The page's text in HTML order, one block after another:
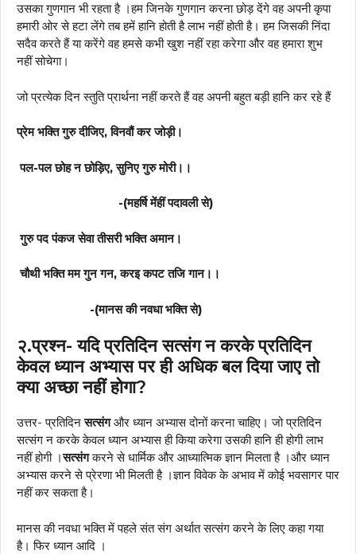
उसका गुणगान भी रहता है ।हम जिनके गुणगान करना छोड़ देंगे वह अपनी कृपा
हमारी ओर से हटा लेंगे तब हमें हानि होती है लाभ नहीं होती है। हम जिसकी निंदा
सदैव करते हैं या करेंगे वह हमसे कभी खुश नहीं रहा करेगा और वह हमारा शुभ
नहीं सोचेगा।
जो प्रत्येक दिन स्तुति प्रार्थना नहीं करते हैं वह अपनी बहुत बड़ी हानि कर रहे हैं
प्रेम भक्ति गुरु दीजिए, विनवौं कर जोड़ी।
पल-पल छोह न छोड़िए, सुनिए गुरु मोरी।।
-(महर्षि मेंहीं पदावली से)
गुरु पद पंकज सेवा तीसरी भक्ति अमान।
चौथी भक्ति मम गुन गन, करइ कपट तजि गान।।
-(मानस की नवधा भक्ति से)
२.प्रश्न- यदि प्रतिदिन सत्संग न करके प्रतिदिन
केवल ध्यान अभ्यास पर ही अधिक बल दिया जाए तो
क्या अच्छा नहीं होगा?
उत्तर- प्रतिदिनसत्संगऔर ध्यान अभ्यास दोनों करना चाहिए। जो प्रतिदिन
सत्संग न करके केवल ध्यान अभ्यास ही किया करेगा उसकी हानि ही होगी लाभ
नहीं होगी ।सत्संगकरने से धार्मिक और आध्यात्मिक ज्ञान मिलता है ।और ध्यान
अभ्यास करने से प्रेरणा भी मिलती है ।ज्ञान विवेक के अभाव में कोई भवसागर पार
नहीं कर सकता है।
मानस की नवधा भक्ति में पहले संत संग अर्थात सत्संग करने के लिए कहा गया
है। फिर ध्यान आदि ।